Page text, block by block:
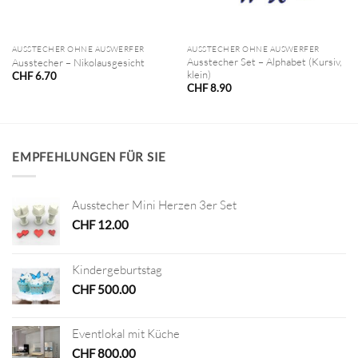
AUSSTECHER OHNE AUSWERFER
Ausstecher – Nikolausgesicht
CHF6.70
AUSSTECHER OHNE AUSWERFER
Ausstecher Set – Alphabet (Kursiv,
klein)
CHF8.90
EMPFEHLUNGEN FÜR SIE
Ausstecher Mini Herzen 3er Set
CHF12.00
Kindergeburtstag
CHF500.00
Eventlokal mit Küche
CHF800.00